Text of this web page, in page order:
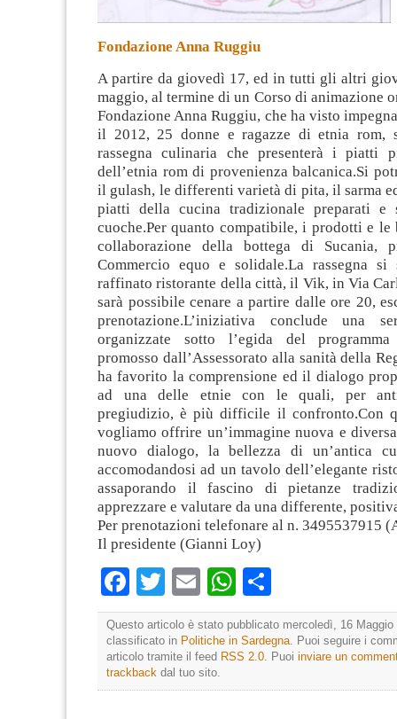
Fondazione Anna Ruggiu
A partire da giovedì 17, ed in tutti gli altri
maggio, al termine di un Corso di animazione
Fondazione Anna Ruggiu, che ha visto
il 2012, 25 donne e ragazze di etnia rom,
rassegna culinaria che presenterà i piatti
dell’etnia rom di provenienza balcanica.Si
il gulash, le differenti varietà di pita, il sarma
piatti della cucina tradizionale preparati
cuoche.Per quanto compatibile, i prodotti e le
collaborazione della bottega di Sucania,
Commercio equo e solidale.La rassegna
raffinato ristorante della città, il Vik, in Via
sarà possibile cenare a partire dalle ore 20,
prenotazione.L’iniziativa conclude una
organizzate sotto l’egida del
promosso dall’Assessorato alla sanità della
ha favorito la comprensione ed il dialogo
ad una delle etnie con le quali, per
pregiudizio, è più difficile il confronto.Con
vogliamo offrire un’immagine nuova e
nuovo dialogo, la bellezza di un’antica
accomodandosi ad un tavolo dell’elegante
assaporando il fascino di pietanze
apprezzare e valutare da una differente,
Per prenotazioni telefonare al n. 3495537915
Il presidente (Gianni Loy)
Facebook
TwitterEmailWhatsApp
Questo articolo è stato pubblicato mercoledì, 16 Maggio
classificato in Politiche in Sardegna. Puoi seguire i
articolo tramite il feed RSS 2.0. Puoi inviare un
trackback dal tuo sito.